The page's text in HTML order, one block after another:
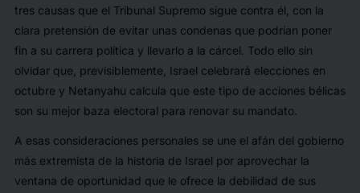
tres causas que el Tribunal Supremo sigue contra él, con la
clara pretensión de evitar unas condenas que podrían poner
fin a su carrera política y llevarlo a la cárcel. Todo ello sin
olvidar que, previsiblemente, Israel celebrará elecciones en
octubre y Netanyahu calcula que este tipo de acciones bélicas
son su mejor baza electoral para renovar su mandato.
A esas consideraciones personales se une el afán del gobierno
más extremista de la historia de Israel por aprovechar la
ventana de oportunidad que le ofrece la debilidad de sus